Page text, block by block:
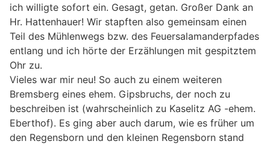
ich willigte sofort ein. Gesagt, getan. Großer Dank an
Hr. Hattenhauer! Wir stapften also gemeinsam einen
Teil des Mühlenwegs bzw. des Feuersalamanderpfades
entlang und ich hörte der Erzählungen mit gespitztem
Ohr zu.
Vieles war mir neu! So auch zu einem weiteren
Bremsberg eines ehem. Gipsbruchs, der noch zu
beschreiben ist (wahrscheinlich zu Kaselitz AG -ehem.
Eberthof). Es ging aber auch darum, wie es früher um
den Regensborn und den kleinen Regensborn stand